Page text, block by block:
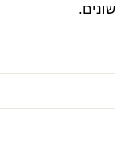
שונים.